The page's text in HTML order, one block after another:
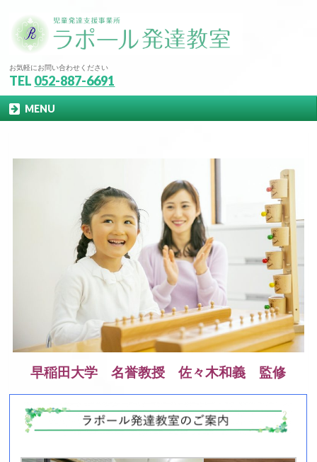
お気軽にお問い合わせください
TEL 052-887-6691
MENU
早稲田大学 名誉教授 佐々木和義 監修